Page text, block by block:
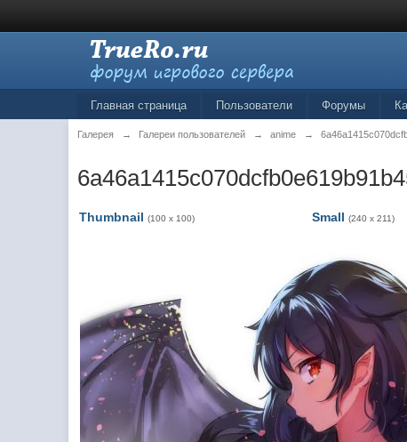
Главная страница Пользователи Форумы
Галерея → Галереи пользователей → anime →
Thumbnail (100 x 100) Small (240 x 211)